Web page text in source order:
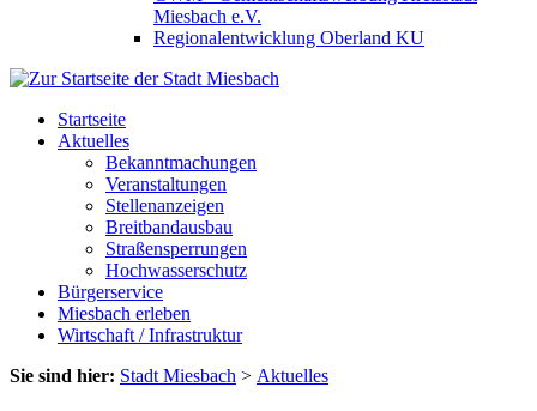
Miesbach e.V.
Regionalentwicklung Oberland KU
Startseite
Aktuelles
Bekanntmachungen
Veranstaltungen
Stellenanzeigen
Breitbandausbau
Straßensperrungen
Hochwasserschutz
Bürgerservice
Miesbach erleben
Wirtschaft / Infrastruktur
Sie sind hier: Stadt Miesbach > Aktuelles